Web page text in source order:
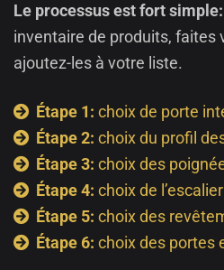
Le processus est fort simple:
inventaire de produits, faites
ajoutez-les à votre liste.
Étape 1: choix de porte
Étape 2: choix du profil
Étape 3: choix des
Étape 4: choix de
Étape 5: choix des
Étape 6: choix des portes